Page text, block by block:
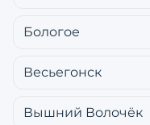
Бологое
Весьегонск
Вышний Волочёк